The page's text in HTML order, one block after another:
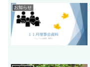
お知らせ